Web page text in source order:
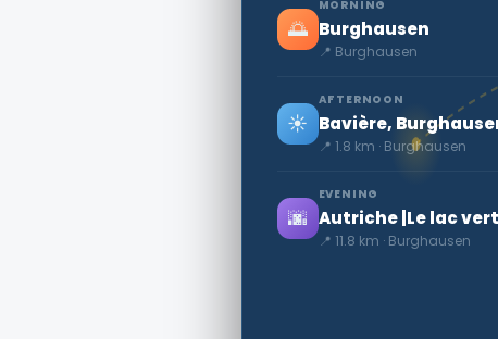
🌅
MORNING
Burghausen
📍 Burghausen
☀️
AFTERNOON
Bavière,
📍 1.8 km · Burghausen
🌆
EVENING
Autriche |Le lac
📍 11.8 km · Burghausen